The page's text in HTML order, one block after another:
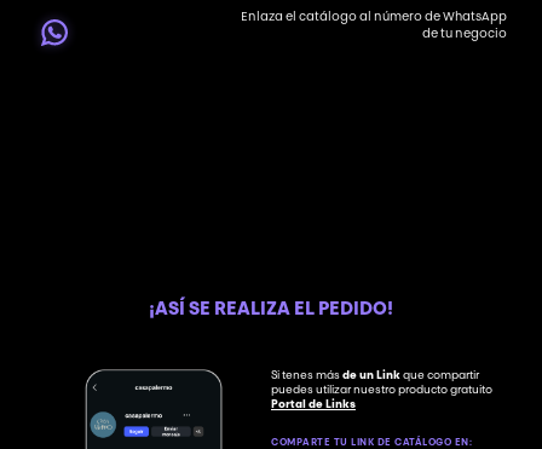
Enlaza el catálogo al número de WhatsApp
de tu negocio
¡ASÍ SE REALIZA EL PEDIDO!
Si tenes más de un Link que compartir
puedes utilizar nuestro producto gratuito
Portal de Links
COMPARTE TU LINK DE CATÁLOGO EN: